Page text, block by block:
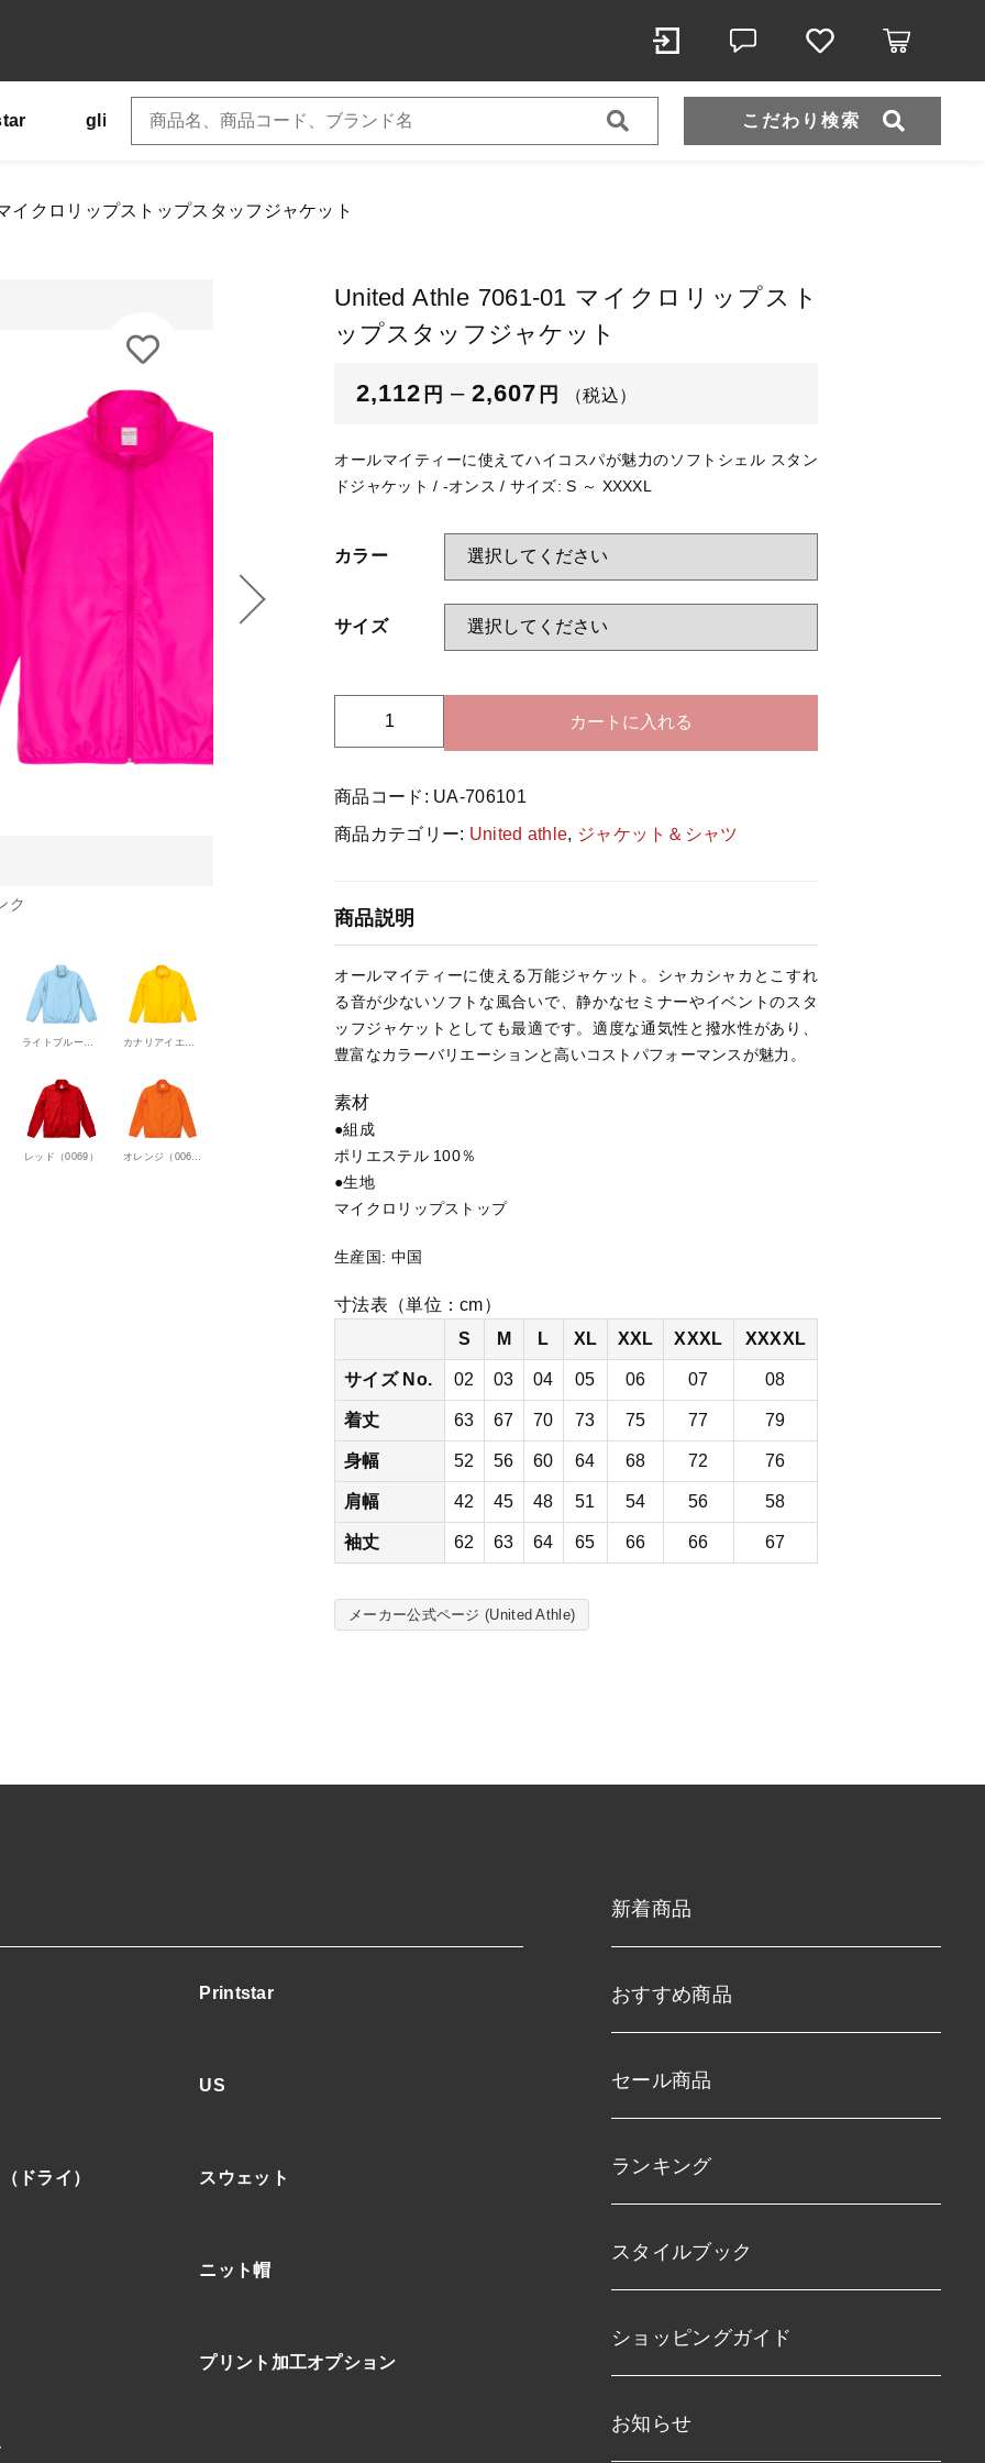
glimmer SLOTH US スポーツウェア（ドライ） スウェット
こだわり検索
イクロリップストップスタッフジャケット
ク
ライトブルー（0488） カナリアイエロー（0190）
レッド（0069） オレンジ（0064）
United Athle 7061-01 マイクロリップスト
ップスタッフジャケット
2,112 円 – 2,607 円 （税込）
オールマイティーに使えてハイコスパが魅力のソフトシェル スタン
ドジャケット / -オンス / サイズ: S ～ XXXXL
カラー
サイズ
n
t
e
h
e
7
0
6
-
0
1
マ
イ
ク
リ
ッ
ス
ト
ッ
プ
ス
タ
ッ
フ
ャ
カートに入れる
商品コード: UA-706101
商品カテゴリー: United athle, ジャケット＆シャツ
商品説明
オールマイティーに使える万能ジャケット。シャカシャカとこすれ
る音が少ないソフトな風合いで、静かなセミナーやイベントのスタ
ッフジャケットとしても最適です。適度な通気性と撥水性があり、
豊富なカラーバリエーションと高いコストパフォーマンスが魅力。
素材
●組成
ポリエステル 100％
●生地
マイクロリップストップ
生産国: 中国
寸法表（単位：cm）
S
M L XL XXL XXXL XXXXL
サイズ No. 02 03 04 05 06 07 08
着丈 63 67 70 73 75 77 79
身幅 52 56 60 64 68 72 76
肩幅 42 45 48 51 54 56 58
袖丈 62 63 64 65 66 66 67
メーカー公式ページ (United Athle)
Athle 7061-01 マイクロリップストップスタッフジャケット
ピングを続ける カートを確認する
Printstar
US
ドライ） スウェット
ニット帽
プリント加工オプション
新着商品
おすすめ商品
セール商品
ランキング
スタイルブック
ショッピングガイド
お知らせ
子カテゴリ
在庫あり セール